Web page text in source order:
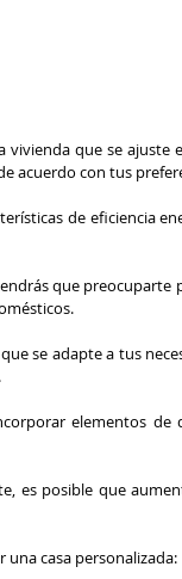
que se ajuste
acuerdo con tus
de eficiencia
que preocuparte
se adapte a tus
elementos de
es posible que
casa personalizada: